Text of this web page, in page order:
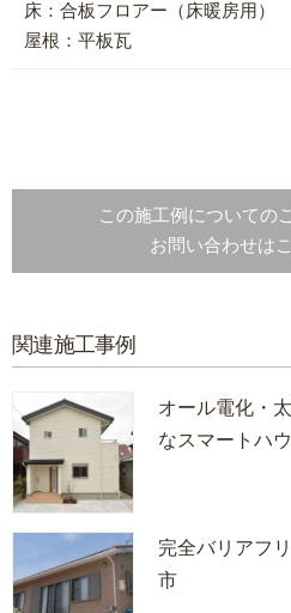
床：合板フロアー（床暖房用）
屋根：平板瓦
この施工例についての
お問い合わせは
関連施工事例
オール電化・
なスマートハ
完全バリアフ
市